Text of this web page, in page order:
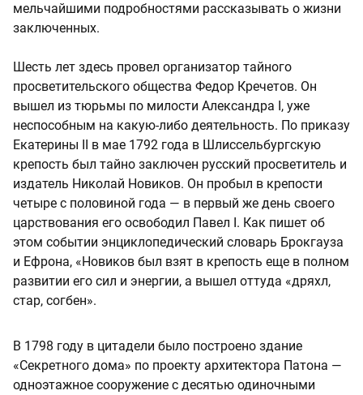
мельчайшими подробностями рассказывать о жизни
заключенных.
Шесть лет здесь провел организатор тайного
просветительского общества Федор Кречетов. Он
вышел из тюрьмы по милости Александра I, уже
неспособным на какую-либо деятельность. По приказу
Екатерины II в мае 1792 года в Шлиссельбургскую
крепость был тайно заключен русский просветитель и
издатель Николай Новиков. Он пробыл в крепости
четыре с половиной года — в первый же день своего
царствования его освободил Павел I. Как пишет об
этом событии энциклопедический словарь Брокгауза
и Ефрона, «Новиков был взят в крепость еще в полном
развитии его сил и энергии, а вышел оттуда «дряхл,
стар, согбен».
В 1798 году в цитадели было построено здание
«Секретного дома» по проекту архитектора Патона —
одноэтажное сооружение с десятью одиночными